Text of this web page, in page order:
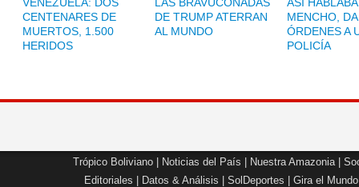
CENTENARES DE
MUERTOS, 1.500
HERIDOS
DE TRUMP ATERRAN
AL MUNDO
MENCHO,
ÓRDENES A
POLICÍA
Trópico Boliviano Noticias del País Nuestra Amazonia|
Editoriales
Datos & Análisis SolDeportes Gira el Mundo